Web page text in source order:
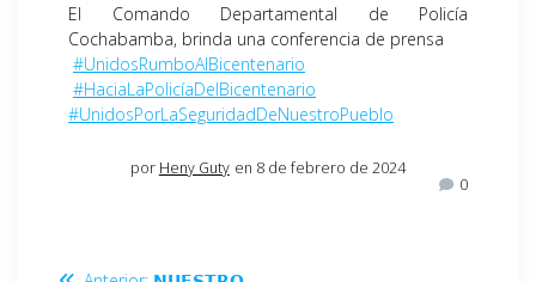
El Comando Departamental de Policía
Cochabamba, brinda una conferencia de prensa
#UnidosRumboAlBicentenario
#HaciaLaPolicíaDelBicentenario
#UnidosPorLaSeguridadDeNuestroPueblo
por Heny Guty en 8 de febrero de 2024
0